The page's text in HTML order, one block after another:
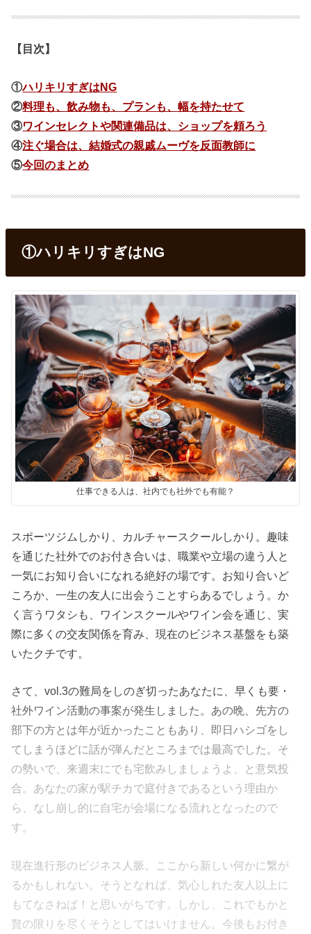
【目次】
①ハリキリすぎはNG
②料理も、飲み物も、プランも、幅を持たせて
③ワインセレクトや関連備品は、ショップを頼ろう
④注ぐ場合は、結婚式の親戚ムーヴを反面教師に
⑤今回のまとめ
①ハリキリすぎはNG
仕事できる人は、社内でも社外でも有能？
スポーツジムしかり、カルチャースクールしかり。趣味
を通じた社外でのお付き合いは、職業や立場の違う人と
一気にお知り合いになれる絶好の場です。お知り合いど
ころか、一生の友人に出会うことすらあるでしょう。か
く言うワタシも、ワインスクールやワイン会を通じ、実
際に多くの交友関係を育み、現在のビジネス基盤をも築
いたクチです。
さて、vol.3の難局をしのぎ切ったあなたに、早くも要・
社外ワイン活動の事案が発生しました。あの晩、先方の
部下の方とは年が近かったこともあり、即日ハシゴをし
てしまうほどに話が弾んだところまでは最高でした。そ
の勢いで、来週末にでも宅飲みしましょうよ、と意気投
合。あなたの家が駅チカで庭付きであるという理由か
ら、なし崩し的に自宅が会場になる流れとなったので
す。
現在進行形のビジネス人脈。ここから新しい何かに繋が
るかもしれない。そうとなれば、気心しれた友人以上に
もてなさねば！と思いがちです。しかし、これでもかと
贅の限りを尽くそうとしてはいけません。今後もお付き